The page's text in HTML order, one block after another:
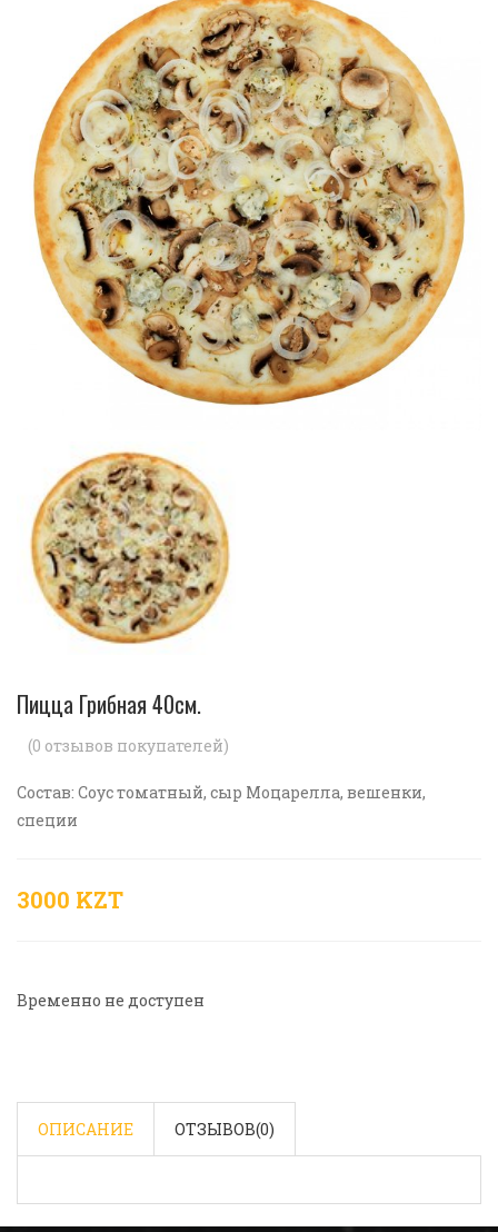
Пицца Грибная 40см.
(0 отзывов покупателей)
Состав: Соус томатный, сыр Моцарелла, вешенки,
специи
3000 KZT
Временно не доступен
ОПИСАНИЕ ОТЗЫВОВ(0)